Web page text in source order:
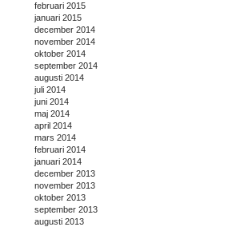
februari 2015
januari 2015
december 2014
november 2014
oktober 2014
september 2014
augusti 2014
juli 2014
juni 2014
maj 2014
april 2014
mars 2014
februari 2014
januari 2014
december 2013
november 2013
oktober 2013
september 2013
augusti 2013